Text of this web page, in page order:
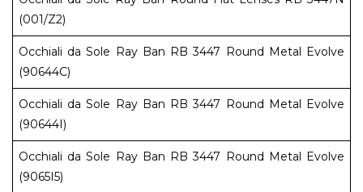
(001/Z2)
Occhiali da Sole Ray Ban RB 3447 Round Metal Evolve
(90644C)
Occhiali da Sole Ray Ban RB 3447 Round Metal Evolve
(90644I)
Occhiali da Sole Ray Ban RB 3447 Round Metal Evolve
(9065I5)